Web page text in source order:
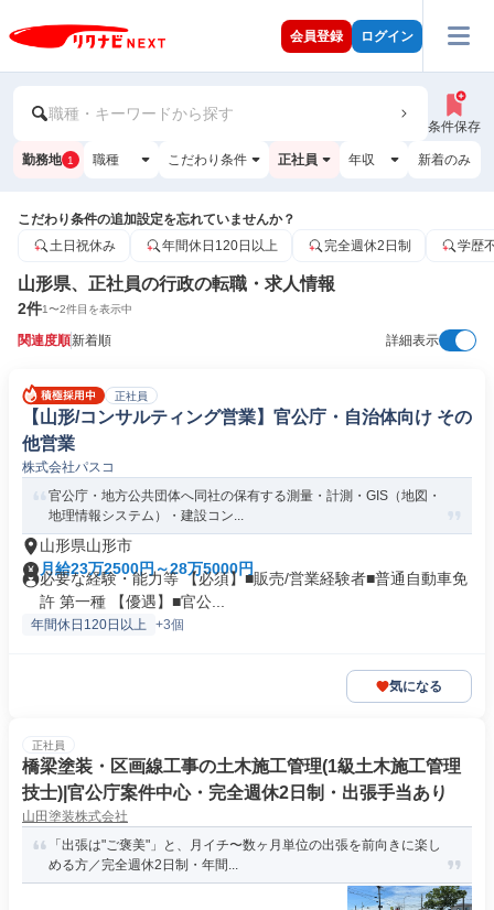
会員登録 ログイン
職種・キーワードから探す
条件保存
勤務地 1 職種 こだわり条件 正社員 年収 新着のみ
こだわり条件の追加設定を忘れていませんか？
土日祝休み
年間休日120日以上 完全週休2日制 学歴
山形県、正社員の行政の転職・求人情報
2件1〜2件目を表示中
関連度順新着順 詳細表示
正社員
【山形/コンサルティング営業】官公庁・自治体向け その
他営業
株式会社パスコ
官公庁・地方公共団体へ同社の保有する測量・計測・GIS（地図・
地理情報システム）・建設コン...
山形県山形市
月給23万2500円～28万5000円
必要な経験・能力等 【必須】■販売/営業経験者■普通自動車免
許 第一種 【優遇】■官公...
年間休日120日以上 +3個
気になる
正社員
橋梁塗装・区画線工事の土木施工管理(1級土木施工管理
技士)|官公庁案件中心・完全週休2日制・出張手当あり
山田塗装株式会社
「出張は"ご褒美"」と、月イチ〜数ヶ月単位の出張を前向きに楽し
める方／完全週休2日制・年間...